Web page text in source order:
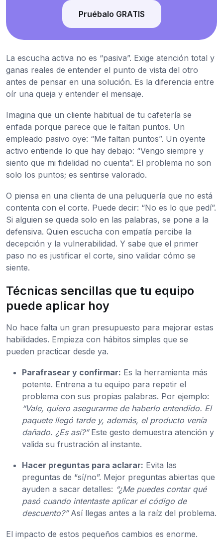
Pruébalo GRATIS
La escucha activa no es “pasiva”. Exige atención total y
ganas reales de entender el punto de vista del otro
antes de pensar en una solución. Es la diferencia entre
oír una queja y entender el mensaje.
Imagina que un cliente habitual de tu cafetería se
enfada porque parece que le faltan puntos. Un
empleado pasivo oye: “Me faltan puntos”. Un oyente
activo entiende lo que hay debajo: “Vengo siempre y
siento que mi fidelidad no cuenta”. El problema no son
solo los puntos; es sentirse valorado.
O piensa en una clienta de una peluquería que no está
contenta con el corte. Puede decir: “No es lo que pedí”.
Si alguien se queda solo en las palabras, se pone a la
defensiva. Quien escucha con empatía percibe la
decepción y la vulnerabilidad. Y sabe que el primer
paso no es justificar el corte, sino validar cómo se
siente.
Técnicas sencillas que tu equipo
puede aplicar hoy
No hace falta un gran presupuesto para mejorar estas
habilidades. Empieza con hábitos simples que se
pueden practicar desde ya.
Parafrasear y confirmar: Es la herramienta más
potente. Entrena a tu equipo para repetir el
problema con sus propias palabras. Por ejemplo:
“Vale, quiero asegurarme de haberlo entendido. El
paquete llegó tarde y, además, el producto venía
dañado. ¿Es así?”Este gesto demuestra atención y
valida su frustración al instante.
Hacer preguntas para aclarar: Evita las
preguntas de “sí/no”. Mejor preguntas abiertas que
ayuden a sacar detalles: “¿Me puedes contar qué
pasó cuando intentaste aplicar el código de
descuento?”Así llegas antes a la raíz del problema.
El impacto de estos pequeños cambios es enorme.